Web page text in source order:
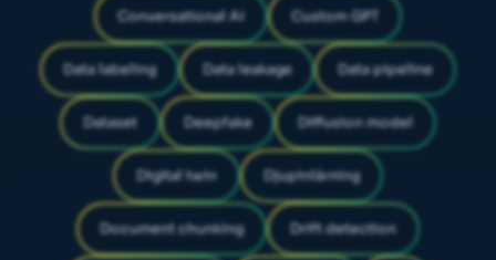
Conversational AI Custom GPT
Data labeling Data leakage Data pipeline
Dataset Deepfake Diffusion model
Digital twin Djupinlärning
Document chunking Drift detection